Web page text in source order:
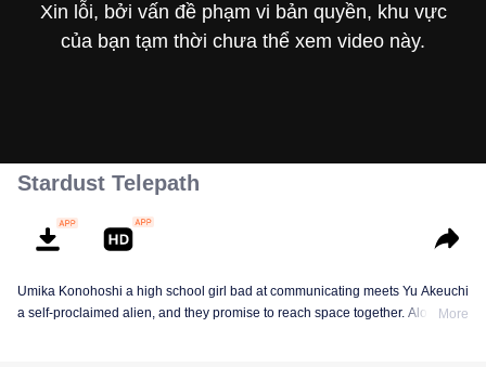
Xin lỗi, bởi vấn đề phạm vi bản quyền, khu vực
của bạn tạm thời chưa thể xem video này.
Stardust Telepath
Umika Konohoshi a high school girl bad at communicating meets Yu Akeuchi
a self-proclaimed alien, and they promise to reach space together. AlongMore